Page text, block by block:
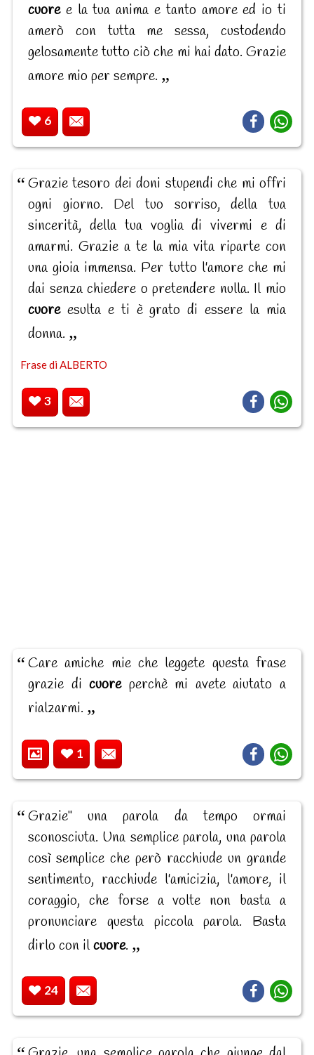
cuoree la tua anima e tanto amore ed io ti
amerò con tutta me sessa, custodendo
gelosamente tutto ciò che mi hai dato. Grazie
amore mio per sempre.
6
Grazie tesoro dei doni stupendi che mi offri
ogni giorno. Del tuo sorriso, della tua
sincerità, della tua voglia di vivermi e di
amarmi. Grazie a te la mia vita riparte con
una gioia immensa. Per tutto l'amore che mi
dai senza chiedere o pretendere nulla. Il mio
cuoreesulta e ti è grato di essere la mia
donna.
Frase di ALBERTO
3
Care amiche mie che leggete questa frase
grazie dicuoreperchè mi avete aiutato a
rialzarmi.
1
Grazie" una parola da tempo ormai
sconosciuta. Una semplice parola, una parola
così semplice che però racchiude un grande
sentimento, racchiude l'amicizia, l'amore, il
coraggio, che forse a volte non basta a
pronunciare questa piccola parola. Basta
dirlo con ilcuore.
24